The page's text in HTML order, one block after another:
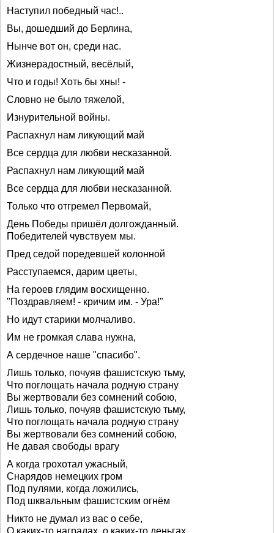
Наступил победный час!..
Вы, дошедший до Берлина,
Нынче вот он, среди нас.
Жизнерадостный, весёлый,
Что и годы! Хоть бы хны! -
Словно не было тяжелой,
Изнурительной войны.
Распахнул нам ликующий май
Все сердца для любви несказанной.
Распахнул нам ликующий май
Все сердца для любви несказанной.
Только что отгремел Первомай,
День Победы пришёл долгожданный.
Победителей чувствуем мы.
Пред седой поредевшей колонной
Расступаемся, дарим цветы,
На героев глядим восхищенно.
"Поздравляем! - кричим им. - Ура!"
Но идут старики молчаливо.
Им не громкая слава нужна,
А сердечное наше "спасибо".
Лишь только, почуяв фашистскую тьму,
Что поглощать начала родную страну
Вы жертвовали без сомнений собою,
Лишь только, почуяв фашистскую тьму,
Что поглощать начала родную страну
Вы жертвовали без сомнений собою,
Не давая свободы врагу
А когда грохотал ужасный,
Снарядов немецких гром
Под пулями, когда ложились,
Под шквальным фашистским огнём
Никто не думал из вас о себе,